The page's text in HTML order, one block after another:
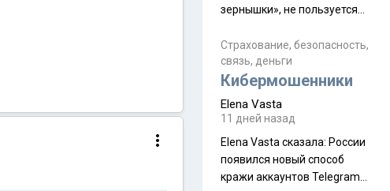
зернышки», не пользуется
заслужено, и чтобы попасть
на начало тропы показали
водителю карту, иначе
Пошли туда, потому что я
отзывов. По мне – сплошная
физуха, долгий спуск, потом
подъем по этому же пути.
Страхование, безопасность,
связь, деньги
Кибермошенники
Elena Vasta
11 дней назад
Elena Vasta сказалa: России
появился новый способ
кражи аккаунтов Telegram